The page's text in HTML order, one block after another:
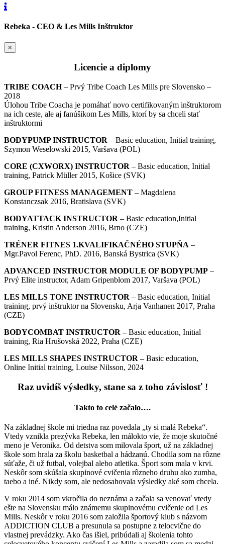
Rebeka - CEO & Les Mills Inštruktor
×
Licencie a diplomy
TRIBE COACH– Prvý Tribe Coach Les Mills pre Slovensko –
2018
Úlohou Tribe Coacha je pomáhať novo certifikovaným inštruktorom
na ich ceste, ale aj fanúšikom Les Mills, ktorí by sa chceli stať
inštruktormi
BODYPUMP INSTRUCTOR – Basic education, Initial training,
Szymon Weselowski 2015, Varšava (POL)
CORE (CXWORX) INSTRUCTOR – Basic education, Initial
training, Patrick Müller 2015, Košice (SVK)
GROUP FITNESS MANAGEMENT – Magdalena
Konstanczsak 2016, Bratislava (SVK)
BODYATTACK INSTRUCTOR – Basic education,Initial
training, Kristin Anderson 2016, Brno (CZE)
TRÉNER FITNES 1.KVALIFIKAČNÉHO STUPŇA –
Mgr.Pavol Ferenc, PhD. 2016, Banská Bystrica (SVK)
ADVANCED INSTRUCTOR MODULE OF BODYPUMP –
Prvý Elite instructor, Adam Gripenblom 2017, Varšava (POL)
LES MILLS TONE INSTRUCTOR – Basic education, Initial
training, prvý inštruktor na Slovensku, Arja Vanhanen 2017, Praha
(CZE)
BODYCOMBAT INSTRUCTOR –Basic education, Initial
training, Ria Hrušovská 2022, Praha (CZE)
LES MILLS SHAPES INSTRUCTOR –Basic education,
Online Initial training, Louise Nilsson, 2024
Raz uvidíš výsledky, stane sa z toho závislosť !
Takto to celé začalo….
Na základnej škole mi triedna raz povedala „ty si malá Rebeka“.
Vtedy vznikla prezývka Rebeka, len málokto vie, že moje skutočné
meno je Veronika. Od detstva som milovala šport, už na základnej
škole som hrala za školu basketbal a hádzanú. Chodila som na rôzne
súťaže, či už futbal, volejbal alebo atletika. Šport som mala v krvi.
Neskôr som skúšala skupinové cvičenia rôzneho druhu ako zumba,
taebo a iné. Nikdy som, ale nedosahovala výsledky aké som chcela.
V roku 2014 som vkročila do neznáma a začala sa venovať vtedy
ešte na Slovensku málo známemu skupinovému cvičenie od Les
Mills. Neskôr v roku 2016 som založila športový klub s názvom
ADDICTION CLUB a presunula sa postupne z telocvične do
vlastnej prevádzky. Ako čas išiel, pribúdali aj školenia tohto